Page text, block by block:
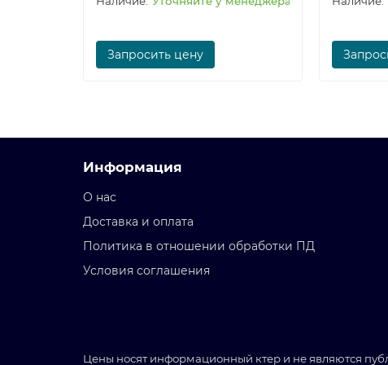
Запросить цену
Информация
О нас
Доставка и оплата
Политика в отношении обработки ПД
Условия соглашения
Цены носят информационный ктер и не являются